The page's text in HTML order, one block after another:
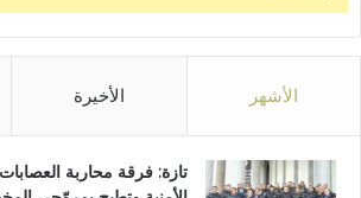
الأشهر الأخيرة
تازة: فرقة محاربة